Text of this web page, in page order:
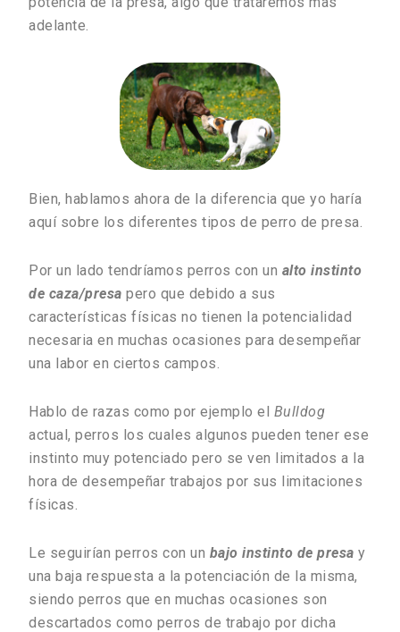
adelante.
Bien, hablamos ahora de la diferencia que yo haría
aquí sobre los diferentes tipos de perro de presa.
Por un lado tendríamos perros con un alto instinto
de caza/presa pero que debido a sus
características físicas no tienen la potencialidad
necesaria en muchas ocasiones para desempeñar
una labor en ciertos campos.
Hablo de razas como por ejemplo el Bulldog
actual, perros los cuales algunos pueden tener ese
instinto muy potenciado pero se ven limitados a la
hora de desempeñar trabajos por sus limitaciones
físicas.
Le seguirían perros con un bajo instinto de presa y
una baja respuesta a la potenciación de la misma,
siendo perros que en muchas ocasiones son
descartados como perros de trabajo por dicha